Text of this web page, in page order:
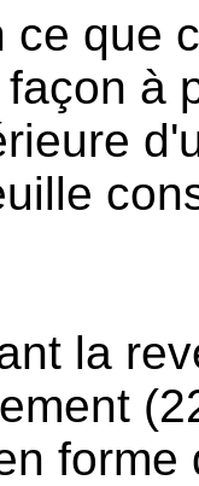
ce que
à
la